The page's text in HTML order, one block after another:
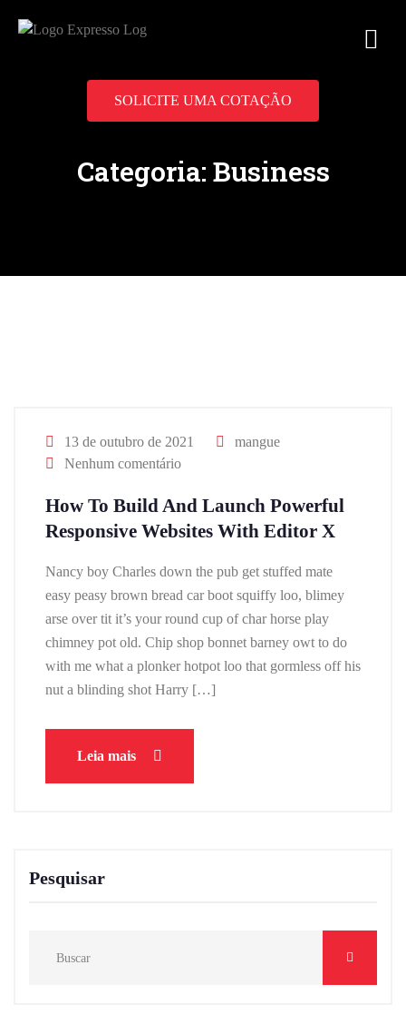
SOLICITE UMA COTAÇÃO
Categoria: Business
13 de outubro de 2021
mangue
Nenhum comentário
How To Build And Launch Powerful
Responsive Websites With Editor X
Nancy boy Charles down the pub get stuffed mate
easy peasy brown bread car boot squiffy loo, blimey
arse over tit it’s your round cup of char horse play
chimney pot old. Chip shop bonnet barney owt to do
with me what a plonker hotpot loo that gormless off his
nut a blinding shot Harry […]
Leia mais
Pesquisar